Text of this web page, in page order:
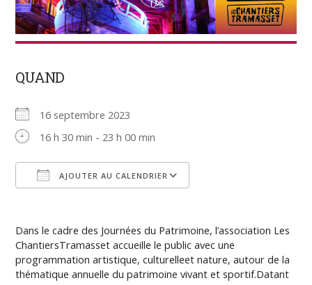
QUAND
16 septembre 2023
16 h 30 min - 23 h 00 min
AJOUTER AU CALENDRIER
Dans le cadre des Journées du Patrimoine,l’association Les
ChantiersTramasset accueille le public avec une
programmation artistique, culturelleet nature, autour de la
thématique annuelle du patrimoine vivant et sportif.Datant